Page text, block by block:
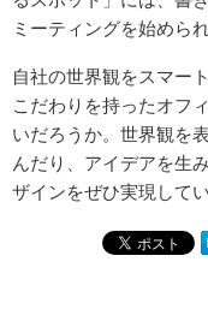
ミーティングを始められ
自社の世界観をスマー
こだわりを持ったオフ
いだろうか。世界観を
んだり、アイデアを生
ザインをぜひ実現して